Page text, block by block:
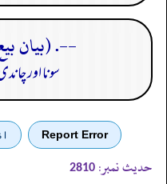
--. (بيان
سونا اور
Report Error
حدیث نمبر: 2810